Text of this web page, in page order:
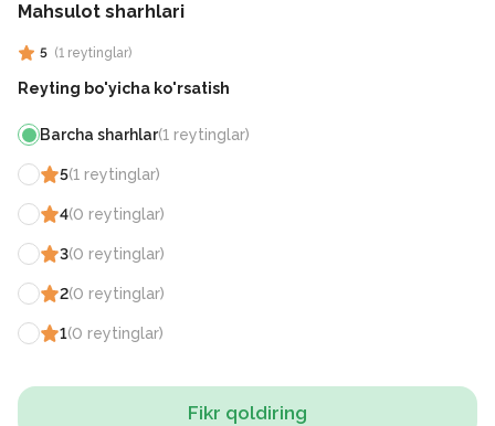
Mahsulot sharhlari
5 (1 reytinglar)
Reyting bo'yicha ko'rsatish
Barcha sharhlar(1 reytinglar)
5(1 reytinglar)
4(0 reytinglar)
3(0 reytinglar)
2(0 reytinglar)
1(0 reytinglar)
Fikr qoldiring